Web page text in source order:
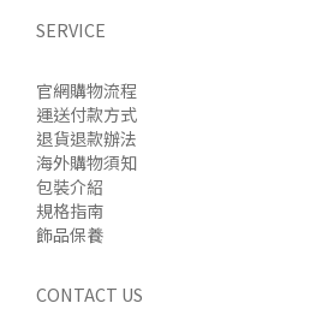
SERVICE
官網購物流程
運送付款方式
退貨退款辦法
海外購物須知
包裝介紹
規格指南
飾品保養
CONTACT US